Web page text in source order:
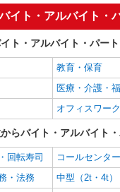
〇休日勤務手当 〇無事故
ス提供8件目以降手当 〇年
詳細
ース 中部支社
宅型有料老人ホーム内での
給与詳細 ※経験・資格考
2100円〜2200円
愛知県一宮市奥町
詳細
ミドル（40代
深夜
社会保険あり
イト・アルバイト・
ト・アルバイト・パー
教育・保育
医療・介護・
オフィスワー
らバイト・アルバイト
回転寿司
コールセンター
・法務
中型（2t・4t）